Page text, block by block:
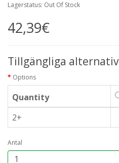
Lagerstatus: Out Of Stock
42,39€
Tillgängliga alternativ
Options
Quantity
2+
Antal